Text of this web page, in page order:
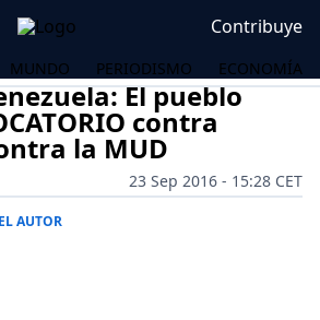
Contribuye
MUNDO PERIODISMO ECONOMÍA
El pueblo
contra
la MUD
23 Sep 2016 - 15:28 CET
AUTOR